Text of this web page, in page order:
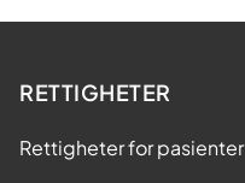
RETTIGHETER
Rettigheter for pasienter